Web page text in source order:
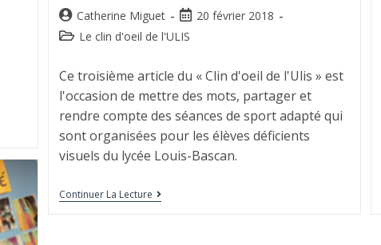
Catherine Miguet
20 février 2018
Le clin d'oeil de l'ULIS
Ce troisième article du « Clin d'oeil de l'Ulis » est
l'occasion de mettre des mots, partager et
rendre compte des séances de sport adapté qui
sont organisées pour les élèves déficients
visuels du lycée Louis-Bascan.
Continuer La Lecture